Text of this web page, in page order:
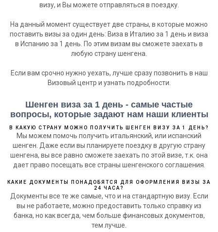
визу, и Вы можете отправляться в поездку.
На данный момент существует две страны, в которые можно
поставить визы за один день: Виза в Италию за 1 день и виза
в Испанию за 1 день. По этим визам вы сможете заехать в
любую страну шенгена.
Если вам срочно нужно уехать, лучше сразу позвонить в наш
Визовый центр и узнать подробности.
Шенген виза за 1 день - самые частые
вопросы, которые задают нам наши клиенты
В КАКУЮ СТРАНУ МОЖНО ПОЛУЧИТЬ ШЕНГЕН ВИЗУ ЗА 1 ДЕНЬ?
Мы можем помочь получить итальянский, или испанский
шенген. Даже если вы планируете поездку в другую страну
шенгена, вы все равно сможете заехать по этой визе, т.к. она
дает право посещать все страны шенгенского соглашения.
КАКИЕ ДОКУМЕНТЫ ПОНАДОБЯТСЯ ДЛЯ ОФОРМЛЕНИЯ ВИЗЫ ЗА
24 ЧАСА?
Документы все те же самые, что и на стандартную визу. Если
вы не работаете, можно предоставить только справку из
банка, но как всегда, чем больше финансовых документов,
тем лучше.